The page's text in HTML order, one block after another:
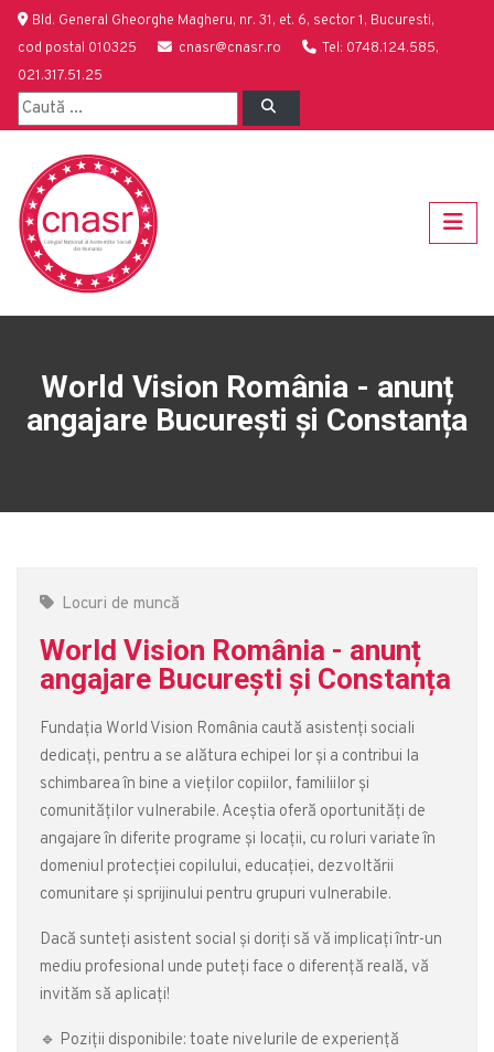
Bld. General Gheorghe Magheru, nr. 31, et. 6, sector 1, Bucuresti,
cod postal 010325
cnasr@cnasr.ro
Tel: 0748.124.585,
021.317.51.25
World Vision România - anunț
angajare București și Constanța
Locuri de muncă
World Vision România - anunț
angajare București și Constanța
Fundația World Vision România caută asistenți sociali
dedicați, pentru a se alătura echipei lor și a contribui la
schimbarea în bine a vieților copiilor, familiilor și
comunităților vulnerabile. Aceștia oferă oportunități de
angajare în diferite programe și locații, cu roluri variate în
domeniul protecției copilului, educației, dezvoltării
comunitare și sprijinului pentru grupuri vulnerabile.
Dacă sunteți asistent social și doriți să vă implicați într-un
mediu profesional unde puteți face o diferență reală, vă
invităm să aplicați!
🔹 Poziții disponibile: toate nivelurile de experiență